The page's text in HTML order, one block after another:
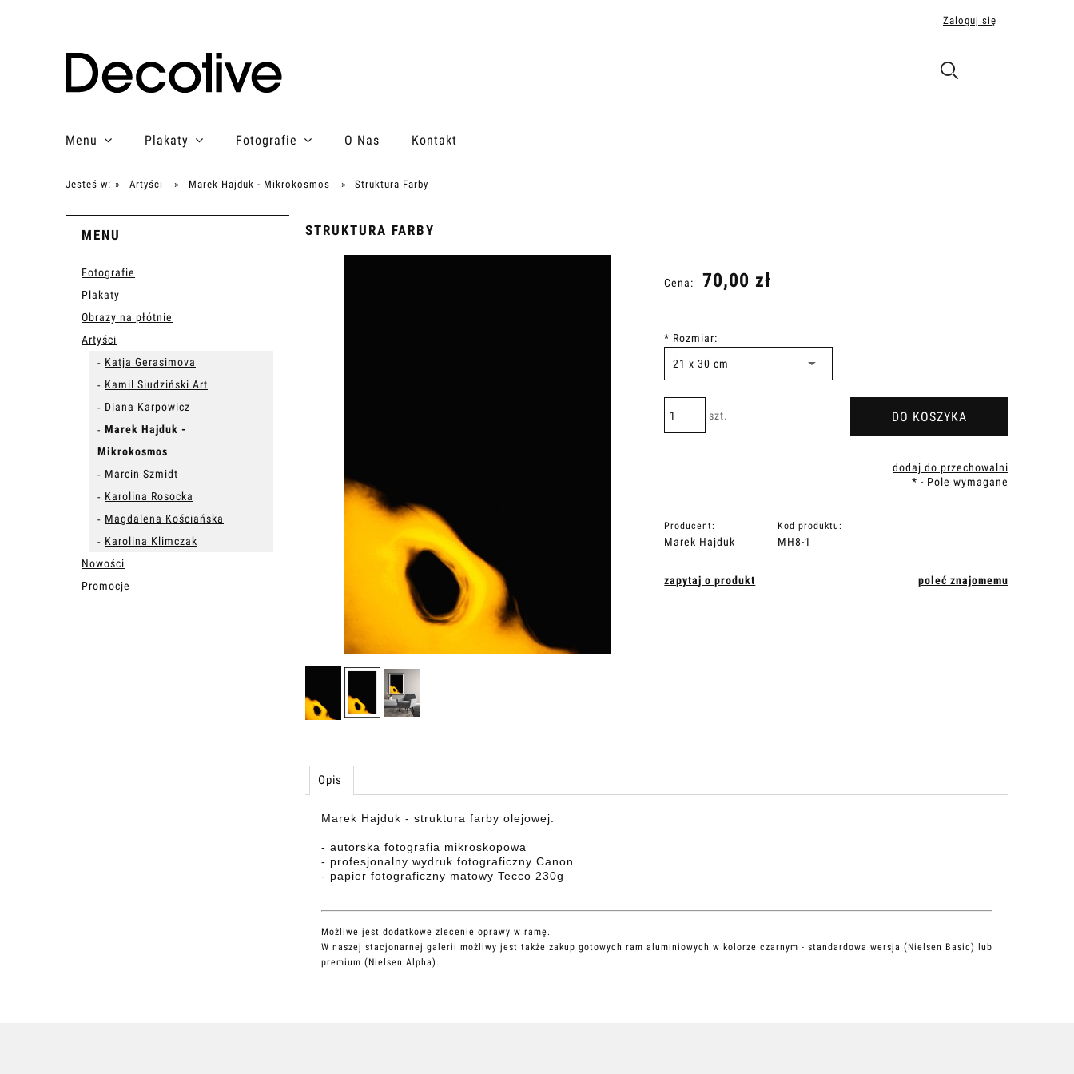
Zaloguj się
Menu Plakaty Fotografie O Nas Kontakt
Jesteś w: » Artyści » Marek Hajduk - Mikrokosmos » Struktura Farby
MENU
Fotografie
Plakaty
Obrazy na płótnie
Artyści
Katja Gerasimova
Kamil Siudziński Art
Diana Karpowicz
Marek Hajduk -
Mikrokosmos
Marcin Szmidt
Karolina Rosocka
Magdalena Kościańska
Karolina Klimczak
Nowości
Promocje
STRUKTURA FARBY
Cena: 70,00 zł
* Rozmiar:
szt. DO KOSZYKA
dodaj do przechowalni
* - Pole wymagane
Producent:
Marek Hajduk
Kod produktu:
MH8-1
zapytaj o produkt poleć znajomemu
Opis
Marek Hajduk - struktura farby olejowej.
- autorska fotografia mikroskopowa
- profesjonalny wydruk fotograficzny Canon
- papier fotograficzny matowy Tecco 230g
Możliwe jest dodatkowe zlecenie oprawy w ramę.
W naszej stacjonarnej galerii możliwy jest także zakup gotowych ram aluminiowych w kolorze czarnym - standardowa wersja (Nielsen Basic) lub
premium (Nielsen Alpha).